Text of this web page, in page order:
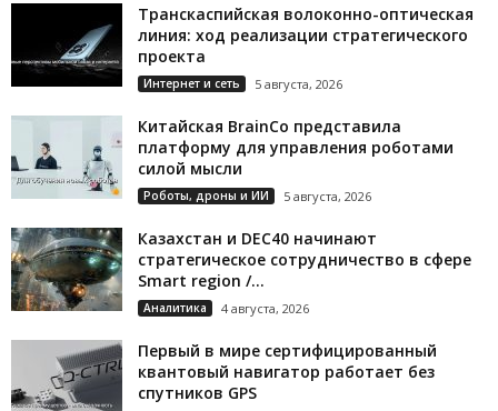
Транскаспийская волоконно-оптическая
линия: ход реализации стратегического
проекта
Интернет и сеть 5 августа, 2026
Китайская BrainCo представила
платформу для управления роботами
силой мысли
Роботы, дроны и ИИ 5 августа, 2026
Казахстан и DEC40 начинают
стратегическое сотрудничество в сфере
Smart region /...
Аналитика 4 августа, 2026
Первый в мире сертифицированный
квантовый навигатор работает без
спутников GPS